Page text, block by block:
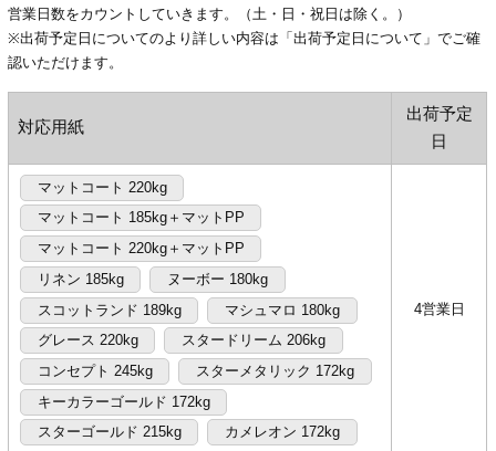
営業日数をカウントしていきます。（土・日・祝日は除く。）
※出荷予定日についてのより詳しい内容は「出荷予定日について」でご確
認いただけます。
対応用紙
出荷予定
日
マットコート 220kg
マットコート 185kg＋マットPP
マットコート 220kg＋マットPP
リネン 185kg
ヌーボー 180kg
スコットランド 189kg
マシュマロ 180kg
グレース 220kg
スタードリーム 206kg
コンセプト 245kg
スターメタリック 172kg
キーカラーゴールド 172kg
スターゴールド 215kg
カメレオン 172kg
4営業日